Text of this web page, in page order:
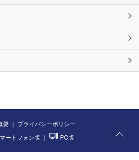
要 ｜ プライバシーポリシー
ートフォン版 ｜ PC版